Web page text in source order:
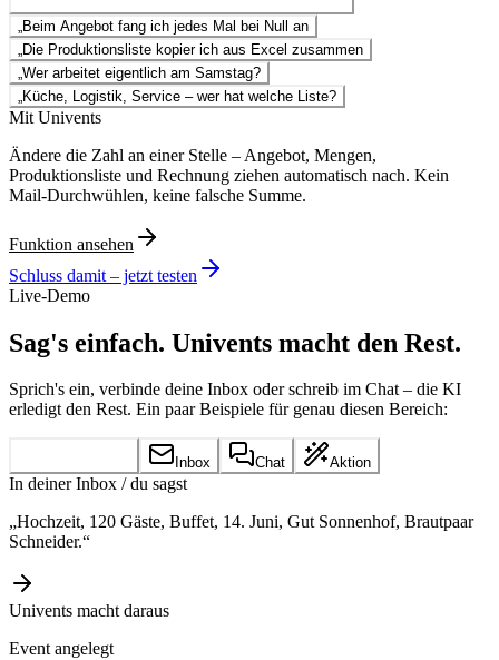
Beim Angebot fang ich jedes Mal bei Null an
Die Produktionsliste kopier ich aus Excel zusammen
Wer arbeitet eigentlich am Samstag?
Küche, Logistik, Service – wer hat welche Liste?
Mit Univents
Ändere die Zahl an einer Stelle – Angebot, Mengen,
Produktionsliste und Rechnung ziehen automatisch nach. Kein
Mail-Durchwühlen, keine falsche Summe.
Funktion ansehen
Schluss damit – jetzt testen
Live-Demo
Sag's einfach. Univents macht den Rest.
Sprich's ein, verbinde deine Inbox oder schreib im Chat – die KI
erledigt den Rest. Ein paar Beispiele für genau diesen Bereich:
Inbox Chat Aktion
In deiner Inbox / du sagst
„Hochzeit, 120 Gäste, Buffet, 14. Juni, Gut Sonnenhof, Brautpaar
Schneider.“
Univents macht daraus
Event angelegt